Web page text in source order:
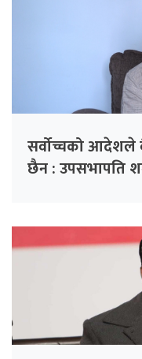
सर्वोच्चको
छैन : उपसभापति